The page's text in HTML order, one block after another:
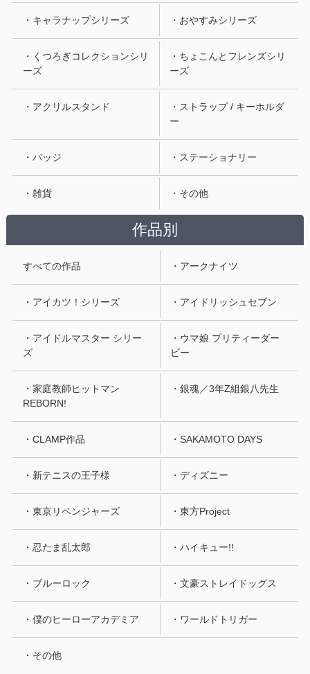
・キャラナップシリーズ ・おやすみシリーズ
・くつろぎコレクションシリ
ーズ
・ちょこんとフレンズシリ
ーズ
・アクリルスタンド
・ストラップ / キーホルダ
ー
・バッジ ・ステーショナリー
・雑貨 ・その他
作品別
すべての作品 ・アークナイツ
・アイカツ！シリーズ ・アイドリッシュセブン
・アイドルマスター シリー
ズ
・ウマ娘 プリティーダー
ビー
・家庭教師ヒットマン
REBORN!
・銀魂／3年Z組銀八先生
・CLAMP作品 ・SAKAMOTO DAYS
・新テニスの王子様 ・ディズニー
・東京リベンジャーズ ・東方Project
・忍たま乱太郎 ・ハイキュー!!
・ブルーロック ・文豪ストレイドッグス
・僕のヒーローアカデミア ・ワールドトリガー
・その他